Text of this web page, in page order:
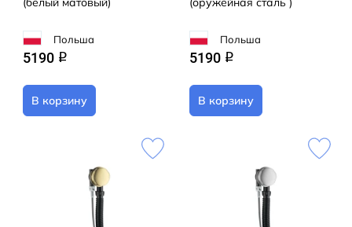
Польша
5190 q
В корзину
Польша
5190 q
В корзину